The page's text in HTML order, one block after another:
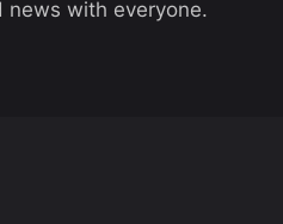
news with everyone.